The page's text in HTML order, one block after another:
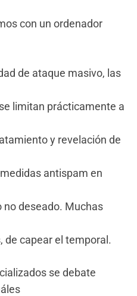
con un ordenador
de ataque masivo, las
limitan prácticamente a
y revelación de
antispam en
no deseado. Muchas
de capear el temporal.
se debate